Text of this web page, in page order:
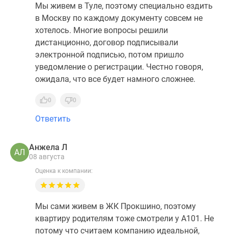
Мы живем в Туле, поэтому специально ездить
в Москву по каждому документу совсем не
хотелось. Многие вопросы решили
дистанционно, договор подписывали
электронной подписью, потом пришло
уведомление о регистрации. Честно говоря,
ожидала, что все будет намного сложнее.
0 0
Ответить
АЛ
Анжела Л
08 августа
Оценка к компании:
Мы сами живем в ЖК Прокшино, поэтому
квартиру родителям тоже смотрели у А101. Не
потому что считаем компанию идеальной,